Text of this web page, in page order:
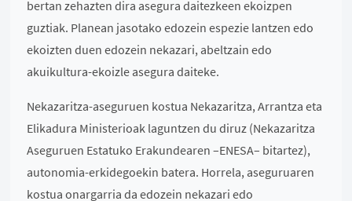
bertan zehazten dira asegura daitezkeen ekoizpen
guztiak. Planean jasotako edozein espezie lantzen edo
ekoizten duen edozein nekazari, abeltzain edo
akuikultura-ekoizle asegura daiteke.
Nekazaritza-aseguruen kostua Nekazaritza, Arrantza eta
Elikadura Ministerioak laguntzen du diruz (Nekazaritza
Aseguruen Estatuko Erakundearen –ENESA– bitartez),
autonomia-erkidegoekin batera. Horrela, aseguruaren
kostua onargarria da edozein nekazari edo